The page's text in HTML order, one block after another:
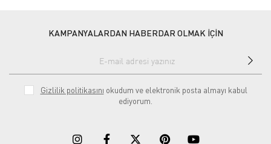
KAMPANYALARDAN HABERDAR OLMAK İÇİN
Gizlilik politikasını okudum ve elektronik posta almayı kabul
ediyorum.